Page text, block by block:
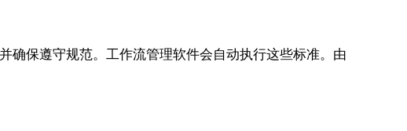
确保遵守规范。工作流管理软件会自动执行这些标准。由